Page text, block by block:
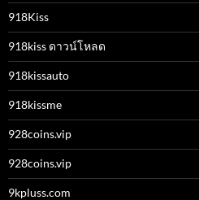
918Kiss
918kiss ดาวน์โหลด
918kissauto
918kissme
928coins.vip
928coins.vip
9kpluss.com